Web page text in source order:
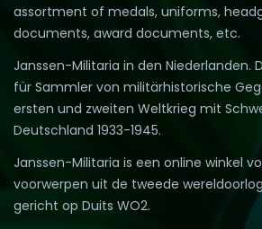
assortment of medals, uniforms,
documents, award documents, etc.
Janssen-Militaria in den Niederlanden.
für Sammler von militärhistorische
ersten und zweiten Weltkrieg mit
Deutschland 1933-1945.
Janssen-Militaria is een online winkel
voorwerpen uit de tweede
gericht op Duits WO2.